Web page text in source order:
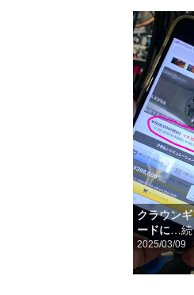
クラウン
ードに…続
2025/03/09